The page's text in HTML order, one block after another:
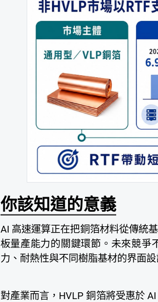
你該知道的意義
AI 高速運算正在把銅箔材料從傳統
板量產能力的關鍵環節。未來競爭
力、耐熱性與不同樹脂基材的界面設
對產業而言，HVLP 銅箔將受惠於